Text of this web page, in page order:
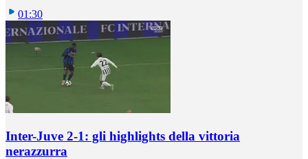
01:30
Inter-Juve 2-1: gli highlights della vittoria
nerazzurra